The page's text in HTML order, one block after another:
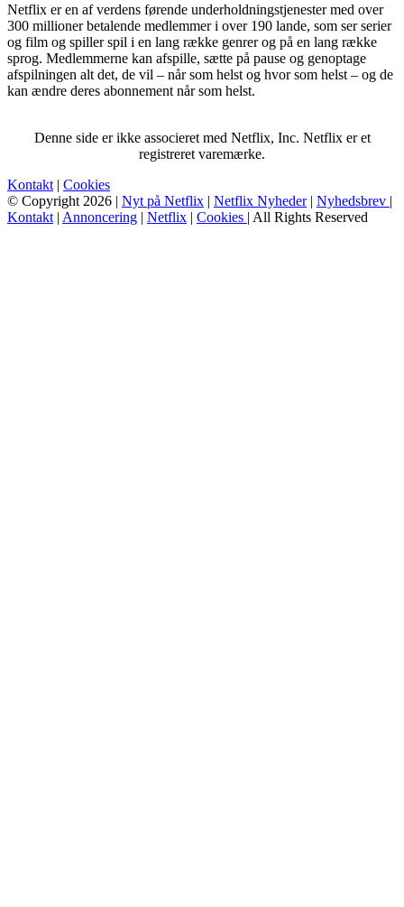
Netflix er en af verdens førende underholdningstjenester med over
300 millioner betalende medlemmer i over 190 lande, som ser serier
og film og spiller spil i en lang række genrer og på en lang række
sprog. Medlemmerne kan afspille, sætte på pause og genoptage
afspilningen alt det, de vil – når som helst og hvor som helst – og de
kan ændre deres abonnement når som helst.
Denne side er ikke associeret med Netflix, Inc. Netflix er et
registreret varemærke.
Kontakt | Cookies
© Copyright 2026 | Nyt på Netflix | Netflix Nyheder| Nyhedsbrev |
Kontakt | Annoncering | Netflix | Cookies | All Rights Reserved